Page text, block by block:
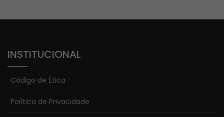
INSTITUCIONAL
Código de Ética
Política de Privacidade